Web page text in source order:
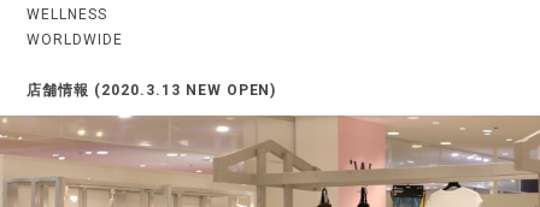
WELLNESS
WORLDWIDE
店舗情報 (2020.3.13 NEW OPEN)